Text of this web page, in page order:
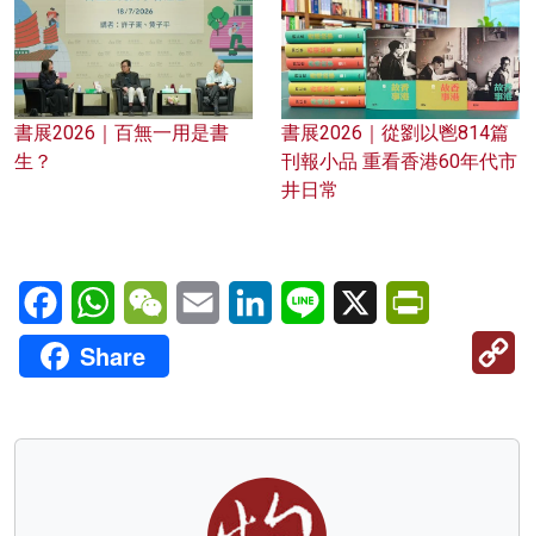
書展2026｜百無一用是書
生？
書展2026｜從劉以鬯814篇
刊報小品 重看香港60年代市
井日常
FacebookWhatsAppWeChatEmail LinkedInLine X
Share